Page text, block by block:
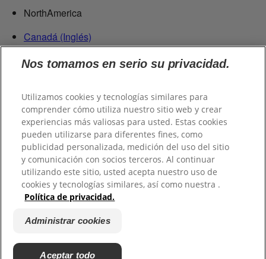
NorthAmerica
Canadá (Inglés)
Canadá (Francés)
Estados Unidos
Centroamérica
Guatemala
Suramérica
Chile
Colombia
Ecuador
Perú
Paraguay
Nos tomamos en serio su privacidad.
Utilizamos cookies y tecnologías similares para
comprender cómo utiliza nuestro sitio web y crear
experiencias más valiosas para usted. Estas cookies
pueden utilizarse para diferentes fines, como
publicidad personalizada, medición del uso del sitio
y comunicación con socios terceros. Al continuar
utilizando este sitio, usted acepta nuestro uso de
cookies y tecnologías similares, así como nuestra .
Política de privacidad.
Administrar cookies
Aceptar todo